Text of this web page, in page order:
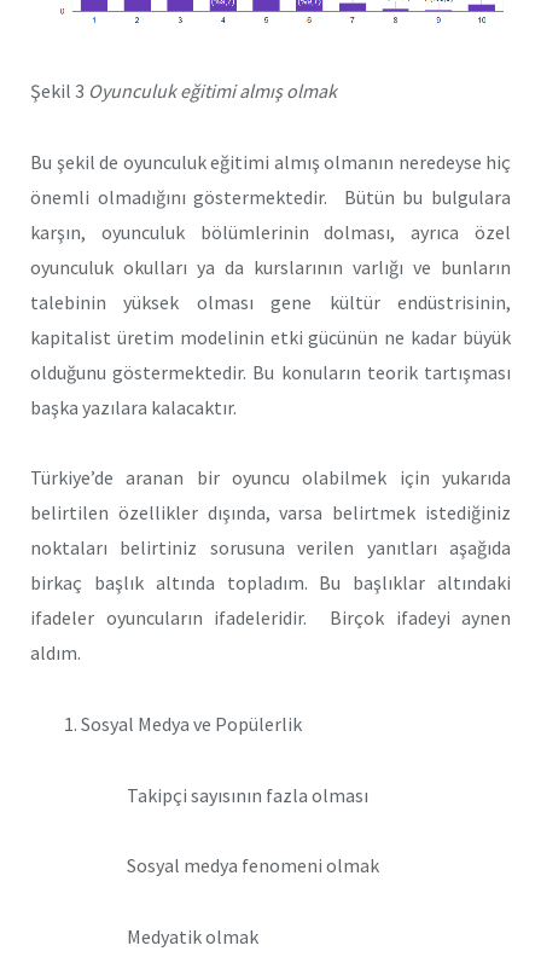
Şekil 3 Oyunculuk eğitimi almış olmak
Bu şekil de oyunculuk eğitimi almış olmanın neredeyse hiç
önemli olmadığını göstermektedir. Bütün bu bulgulara
karşın, oyunculuk bölümlerinin dolması, ayrıca özel
oyunculuk okulları ya da kurslarının varlığı ve bunların
talebinin yüksek olması gene kültür endüstrisinin,
kapitalist üretim modelinin etki gücünün ne kadar büyük
olduğunu göstermektedir. Bu konuların teorik tartışması
başka yazılara kalacaktır.
Türkiye’de aranan bir oyuncu olabilmek için yukarıda
belirtilen özellikler dışında, varsa belirtmek istediğiniz
noktaları belirtiniz sorusuna verilen yanıtları aşağıda
birkaç başlık altında topladım. Bu başlıklar altındaki
ifadeler oyuncuların ifadeleridir. Birçok ifadeyi aynen
aldım.
Sosyal Medya ve Popülerlik
Takipçi sayısının fazla olması
Sosyal medya fenomeni olmak
Medyatik olmak